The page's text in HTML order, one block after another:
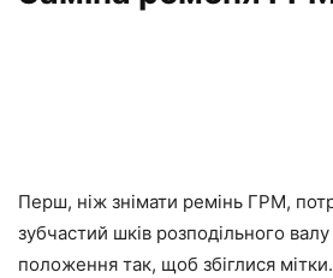
Перш, ніж знімати ремінь ГРМ,
зубчастий шків розподільного
положення так, щоб збіглися мітки.